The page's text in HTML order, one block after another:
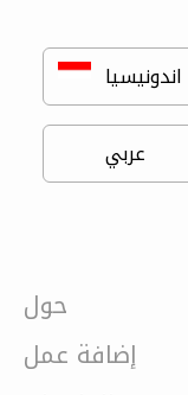
حول
إضافة عمل